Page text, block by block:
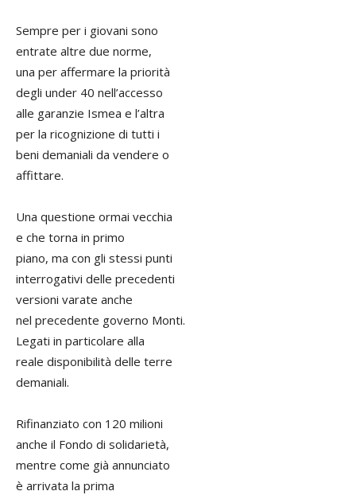
Sempre per i giovani sono
entrate altre due norme,
una per affermare la priorità
degli under 40 nell’accesso
alle garanzie Ismea e l’altra
per la ricognizione di tutti i
beni demaniali da vendere o
affittare.
Una questione ormai vecchia
e che torna in primo
piano, ma con gli stessi punti
interrogativi delle precedenti
versioni varate anche
nel precedente governo Monti.
Legati in particolare alla
reale disponibilità delle terre
demaniali.
Rifinanziato con 120 milioni
anche il Fondo di solidarietà,
mentre come già annunciato
è arrivata la prima